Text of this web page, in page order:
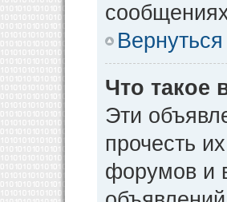
Что такое
Эти
прочесть
форумов и